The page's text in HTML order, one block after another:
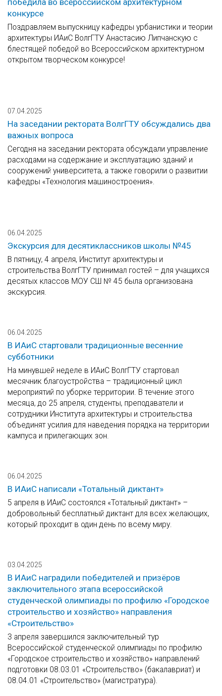
победила во всероссийском архитектурном
конкурсе
Поздравляем выпускницу кафедры урбанистики и теории
архитектуры ИАиС ВолгГТУ Анастасию Липчанскую с
блестящей победой во Всероссийском архитектурном
открытом творческом конкурсе!
07.04.2025
На заседании ректората ВолгГТУ обсуждались два
важных вопроса
Сегодня на заседании ректората обсуждали управление
расходами на содержание и эксплуатацию зданий и
сооружений университета, а также говорили о развитии
кафедры «Технология машиностроения».
06.04.2025
Экскурсия для десятиклассников школы №45
В пятницу, 4 апреля, Институт архитектуры и
строительства ВолгГТУ принимал гостей ­– для учащихся
десятых классов МОУ СШ № 45 была организована
экскурсия.
06.04.2025
В ИАиС стартовали традиционные весенние
субботники
На минувшей неделе в ИАиС ВолгГТУ стартовал
месячник благоустройства – традиционный цикл
мероприятий по уборке территории. В течение этого
месяца, до 25 апреля, студенты, преподаватели и
сотрудники Института архитектуры и строительства
объединят усилия для наведения порядка на территории
кампуса и прилегающих зон.
06.04.2025
В ИАиС написали «Тотальный диктант»
5 апреля в ИАиС состоялся «Тотальный диктант» –
добровольный бесплатный диктант для всех желающих,
который проходит в один день по всему миру.
03.04.2025
В ИАиС наградили победителей и призёров
заключительного этапа всероссийской
студенческой олимпиады по профилю «Городское
строительство и хозяйство» направления
«Строительство»
3 апреля завершился заключительный тур
Всероссийской студенческой олимпиады по профилю
«Городское строительство и хозяйство» направлений
подготовки 08.03.01 «Строительство» (бакалавриат) и
08.04.01 «Строительство» (магистратура).